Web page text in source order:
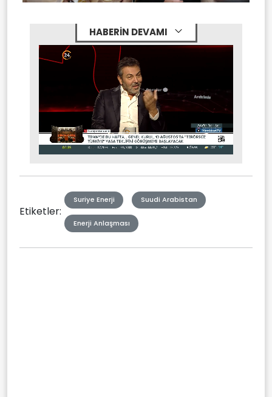
HABERİN DEVAMI
Mute Stream
Etiketler:
Suriye Enerji Suudi Arabistan
Enerji Anlaşması